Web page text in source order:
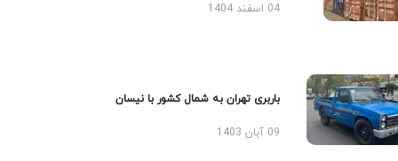
04 اسفند 1404
باربری تهران به شمال کشور با نیسان
09 آبان 1403